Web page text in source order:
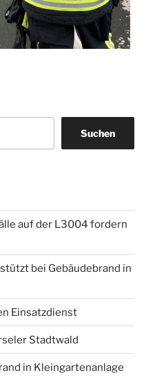
Suchen
auf der L3004 fordern
bei Gebäudebrand in
Einsatzdienst
Stadtwald
in Kleingartenanlage